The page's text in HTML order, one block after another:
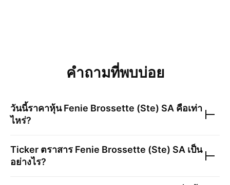
คำถามที่พบบ่อย
วันนี้ราคาหุ้นFenie Brossette (Ste) SA คือเท่า
ไหร่?
Ticker ตราสาร Fenie Brossette (Ste) SA เป็น
อย่างไร?